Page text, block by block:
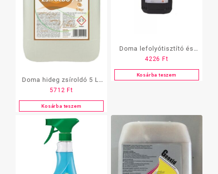
Doma hideg zsíroldó 5 L-
es
5712 Ft
Kosárba teszem
Doma lefolyótisztító és
grill 5 L
4226 Ft
Kosárba teszem